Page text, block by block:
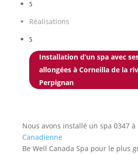
5
Réalisations
5
Installation d’un spa avec
allongées à Corneilla de la
Perpignan
Nous avons installé un spa 0347 à
Canadienne
Be Well Canada Spa pour le plus